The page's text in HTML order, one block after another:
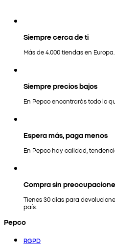
Siempre cerca de ti
Más de 4.000 tiendas en
Siempre precios bajos
En Pepco encontrarás todo lo
Espera más, paga menos
En Pepco hay calidad,
Compra sin
Tienes 30 días para
país.
Pepco
RGPD